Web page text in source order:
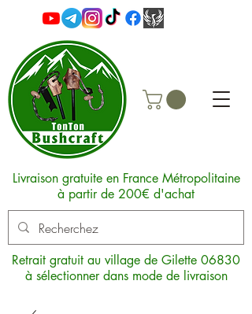
Livraison gratuite en France Métropolitaine
à partir de 200€ d'achat
Retrait gratuit au village de Gilette 06830
à sélectionner dans mode de livraison